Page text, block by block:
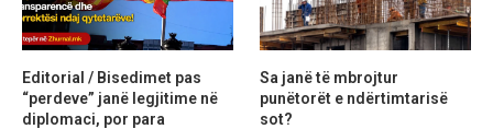
Editorial / Bisedimet pas
“perdeve” janë legjitime në
diplomaci, por para
Sa janë të mbrojtur
punëtorët e ndërtimtarisë
sot?